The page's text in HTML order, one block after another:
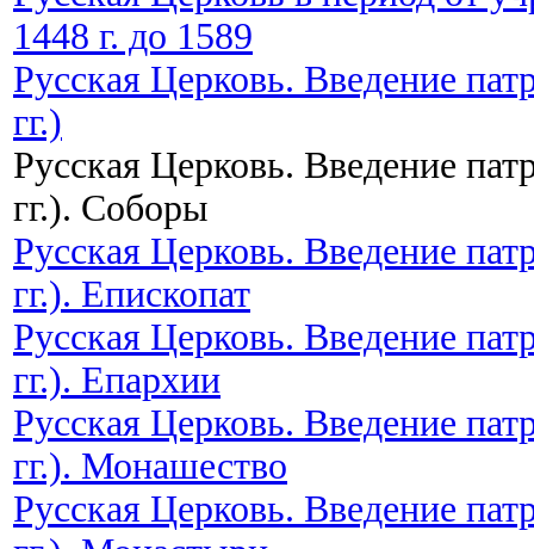
1448 г. до 1589
Русская Церковь. Введение
гг.)
Русская Церковь. Введение
гг.). Соборы
Русская Церковь. Введение
гг.). Епископат
Русская Церковь. Введение
гг.). Епархии
Русская Церковь. Введение
гг.). Монашество
Русская Церковь. Введение